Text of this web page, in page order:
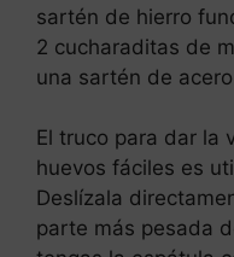
sartén de hierro
2 cucharaditas de
una sartén de
El truco para dar la
huevos fáciles es
Deslízala
parte más pesada